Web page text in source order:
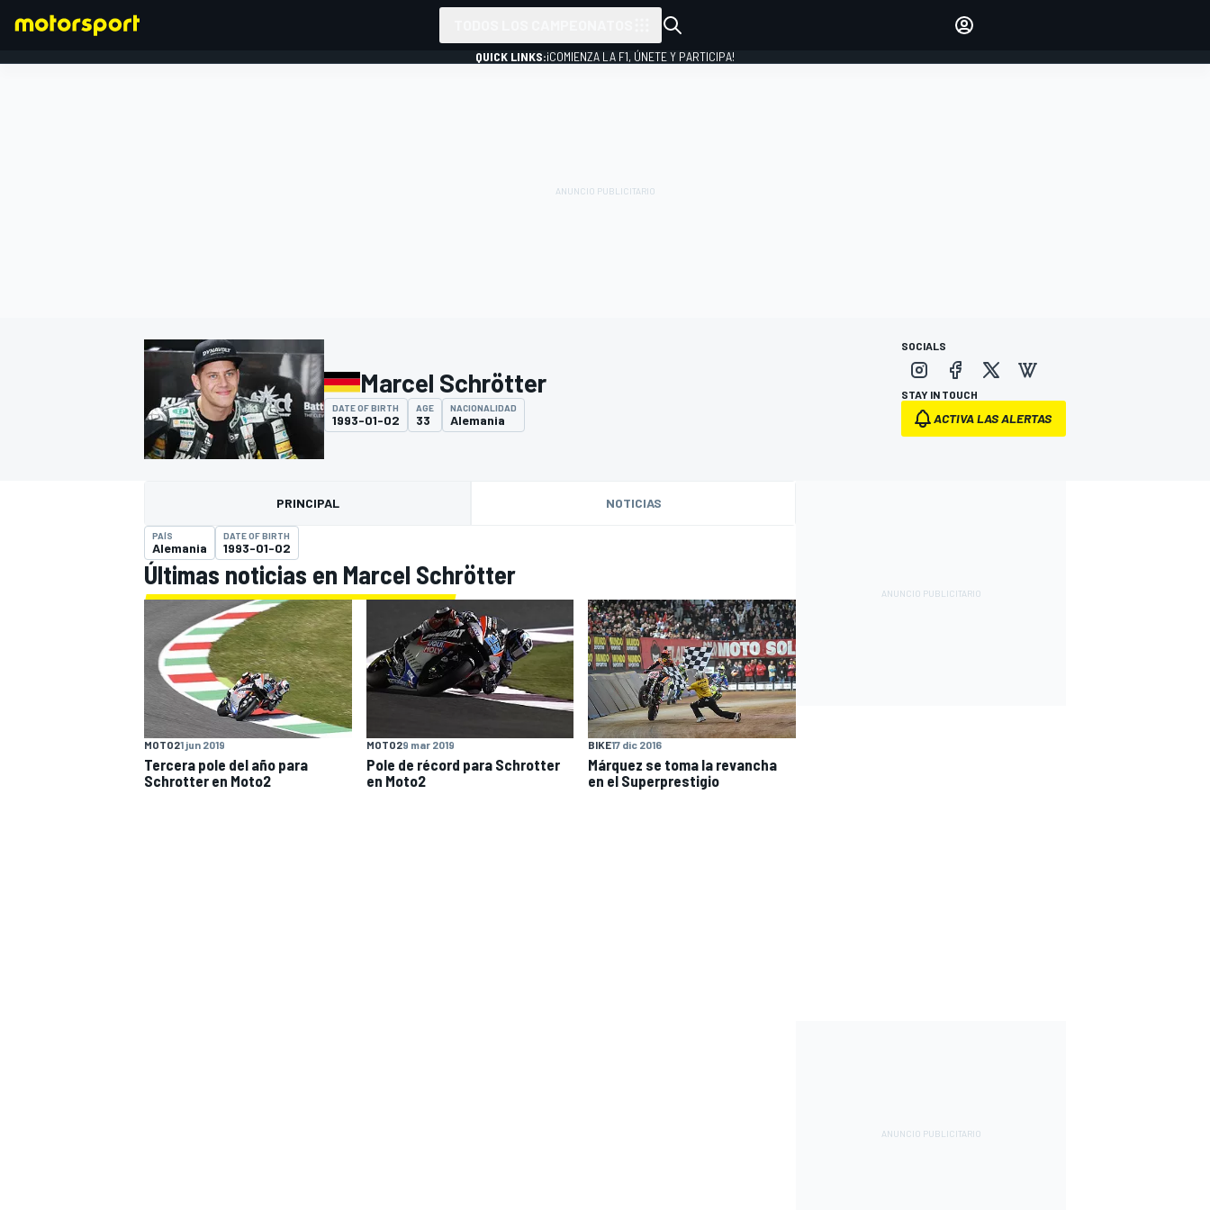
FÓRMULA E MOTO
NASCARINDYCARSPORTSCARRALLYTURISMO
MÁS
QUICK LINKS:¡COMIENZA LA F1, ÚNETE Y PARTICIPA!
Marcel Schrötter
DATE OF BIRTH
1993-01-02
AGE
33
NACIONALIDAD
Alemania
SOCIALS
STAY IN TOUCH
ACTIVA LAS ALERTAS
PRINCIPAL NOTICIAS
PAÍS
Alemania
DATE OF BIRTH
1993-01-02
Últimas noticias en Marcel Schrötter
MOTO21 jun 2019
Tercera pole del año para
Schrotter en Moto2
MOTO29 mar 2019
Pole de récord para Schrotter
en Moto2
BIKE17 dic 2016
Márquez se toma la revancha
en el Superprestigio